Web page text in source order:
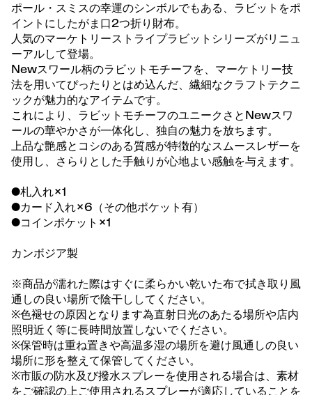
ポール・スミスの幸運のシンボルでもある、ラビットをポ
イントにしたがま口2つ折り財布。
人気のマーケトリーストライプラビットシリーズがリニュ
ーアルして登場。
Newスワール柄のラビットモチーフを、マーケトリー技
法を用いてぴったりとはめ込んだ、繊細なクラフトテクニ
ックが魅力的なアイテムです。
これにより、ラビットモチーフのユニークさとNewスワ
ールの華やかさが一体化し、独自の魅力を放ちます。
上品な艶感とコシのある質感が特徴的なスムースレザーを
使用し、さらりとした手触りが心地よい感触を与えます。
●札入れ×1
●カード入れ×6（その他ポケット有）
●コインポケット×1
カンボジア製
※商品が濡れた際はすぐに柔らかい乾いた布で拭き取り風
通しの良い場所で陰干ししてください。
※色褪せの原因となります為直射日光のあたる場所や店内
照明近く等に長時間放置しないでください。
※保管時は重ね置きや高温多湿の場所を避け風通しの良い
場所に形を整えて保管してください。
※市販の防水及び撥水スプレーを使用される場合は、素材
をご確認の上ご使用されるスプレーが適応していることを